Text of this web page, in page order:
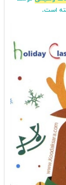
است.